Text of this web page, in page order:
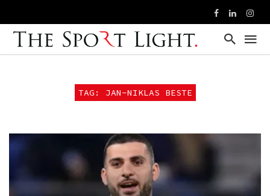
TAG: JAN-NIKLAS BESTE